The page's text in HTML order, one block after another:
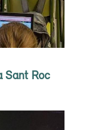
Sant Roc